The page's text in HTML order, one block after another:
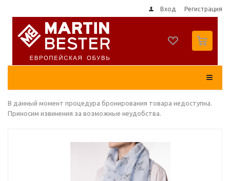
Вход Регистрация
В данный момент процедура бронирования товара недоступна.
Приносим извинения за возможные неудобства.